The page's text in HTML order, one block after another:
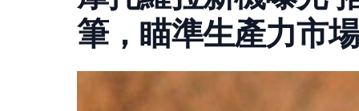
筆，瞄準生產力市場